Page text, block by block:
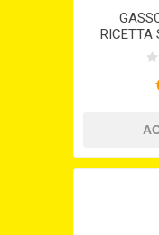
RICETTA